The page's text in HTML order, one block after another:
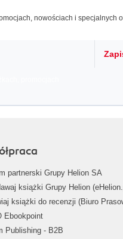
nowościach i specjalnych
partnerski Grupy Helion SA
książki Grupy Helion
książki do recenzji (Biuro
Ebookpoint
Publishing - B2B